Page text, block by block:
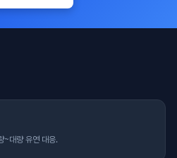
~대량 유연 대응.